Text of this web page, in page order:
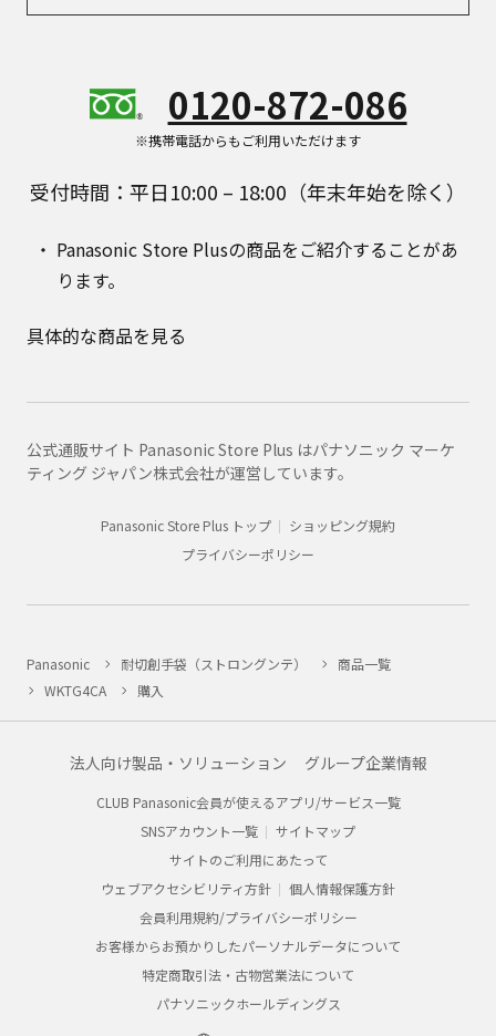
0120-872-086
※携帯電話からもご利用いただけます
受付時間：平日10:00 – 18:00（年末年始を除く）
Panasonic Store Plusの商品をご紹介することがあ
ります。
具体的な商品を見る
公式通販サイト Panasonic Store Plus はパナソニック マーケ
ティング ジャパン株式会社が運営しています。
Panasonic Store Plus トップ
ショッピング規約
プライバシーポリシー
Panasonic 耐切創手袋（ストロングンテ）
商品一覧
WKTG4CA
購入
法人向け製品・ソリューション グループ企業情報
CLUB Panasonic会員が使えるアプリ/サービス一覧
SNSアカウント一覧
サイトマップ
サイトのご利用にあたって
ウェブアクセシビリティ方針
個人情報保護方針
会員利用規約/プライバシーポリシー
お客様からお預かりしたパーソナルデータについて
特定商取引法・古物営業法について
パナソニックホールディングス